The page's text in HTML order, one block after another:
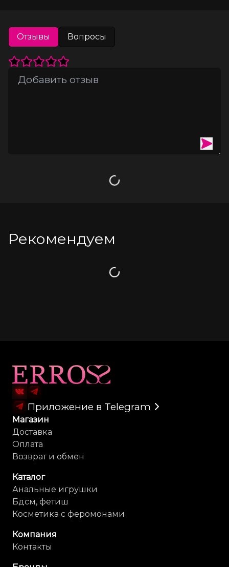
Отзывы Вопросы
Загрузка
Рекомендуем
Загрузка
Приложение в Telegram
Магазин
Доставка
Оплата
Возврат и обмен
Каталог
Анальные игрушки
Бдсм, фетиш
Косметика с феромонами
Компания
Контакты
Карта сайта